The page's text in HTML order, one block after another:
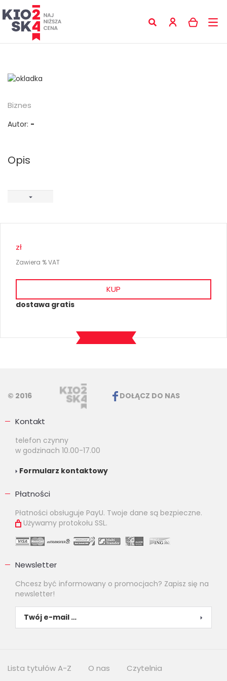
Biznes
Autor: -
Opis
zł
Zawiera % VAT
KUP
dostawa gratis
© 2016 DOŁĄCZ DO NAS
Kontakt
telefon czynny
w godzinach 10.00-17.00
Formularz kontaktowy
Płatności
Płatności obsługuje PayU. Twoje dane są bezpieczne.
Używamy protokołu SSL.
Newsletter
Chcesz być informowany o promocjach? Zapisz się na
newsletter!
Lista tytułów A-Z O nas Czytelnia